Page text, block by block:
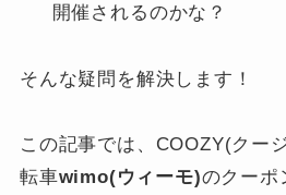
開催されるのかな？
そんな疑問を解決します！
この記事では、COOZY(クー
転車wimo(ウィーモ)のクーポ